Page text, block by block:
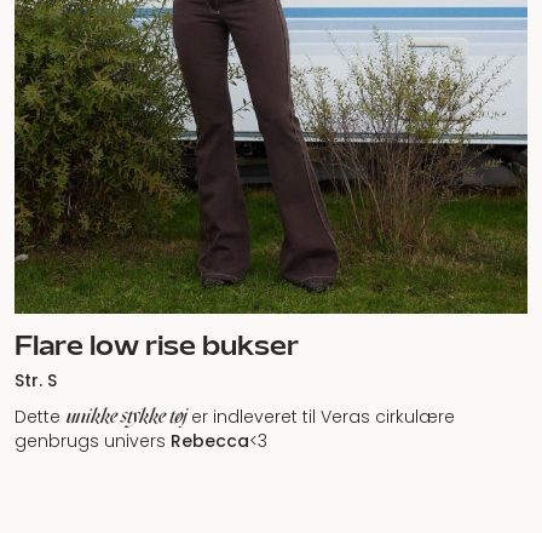
Flare low rise bukser
Str. S
Dette unikke stykke tøjer indleveret til Veras cirkulære
genbrugs univers Rebecca<3